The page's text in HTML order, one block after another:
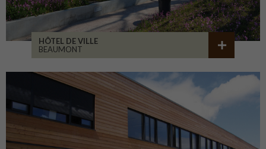
HÔTEL DE VILLE
BEAUMONT